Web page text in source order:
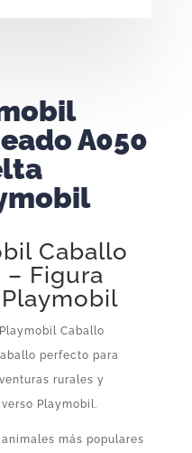
A050
Caballo
– Figura
Caballo
perfecto para
rurales y
Playmobil.
más populares